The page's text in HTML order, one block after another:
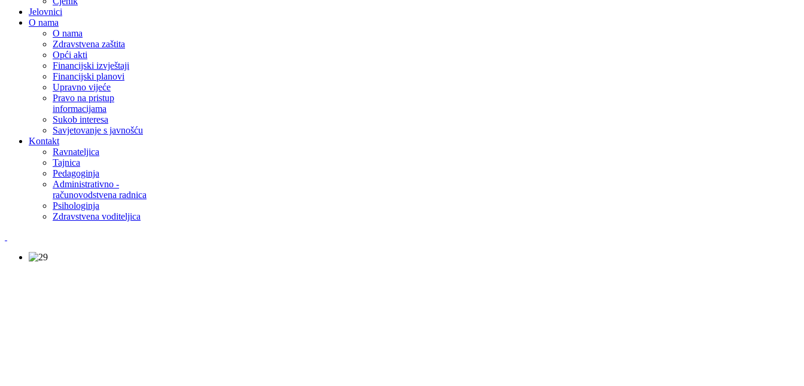
Jelovnici
O nama
O nama
Zdravstvena zaštita
Opći akti
Financijski izvještaji
Financijski planovi
Upravno vijeće
Pravo na pristup
informacijama
Sukob interesa
Savjetovanje s javnošću
Kontakt
Ravnateljica
Tajnica
Pedagoginja
Administrativno -
računovodstvena radnica
Psihologinja
Zdravstvena voditeljica